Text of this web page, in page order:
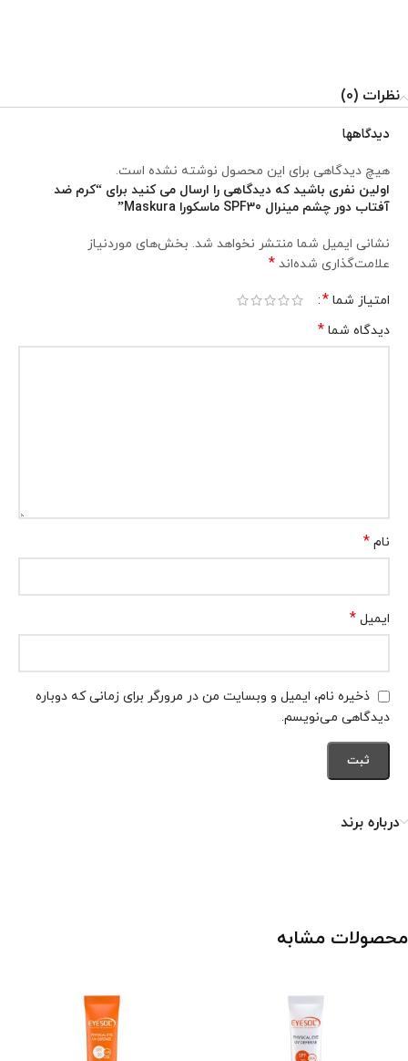
نظرات (0)
دیدگاهها
هیچ دیدگاهی برای این محصول نوشته نشده است.
اولین نفری باشید که دیدگاهی را ارسال می کنید برای “کرم ضد
آفتاب دور چشم مینرال SPF30 ماسکورا Maskura”
نشانی ایمیل شما منتشر نخواهد شد. بخش‌های موردنیاز
علامت‌گذاری شده‌اند *
امتیاز شما *
دیدگاه شما *
نام *
ایمیل *
ذخیره نام، ایمیل و وبسایت من در مرورگر برای زمانی که دوباره
دیدگاهی می‌نویسم.
درباره برند
محصولات مشابه